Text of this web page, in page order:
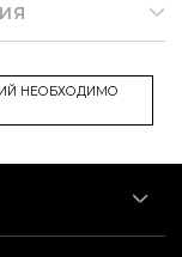
НЕОБХОДИМО